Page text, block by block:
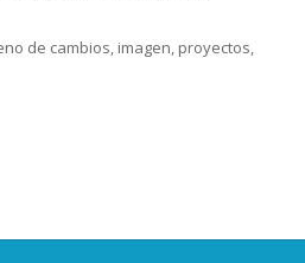
de cambios, imagen, proyectos,